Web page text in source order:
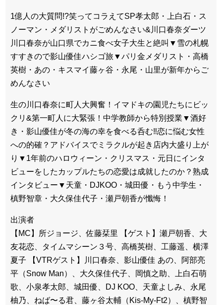
1億人の大質問!?笑ってコラえてSP孝太郎・上白石・ス
ノーマン・メダリストがごめんなさい&川口春奈ダーツ
川口春奈が山口県でカニ食べ女子大生と絶叫▼雪の札幌
すすきので影山優佳ハシゴ旅▼パリ金メダリスト・高橋
英樹・あの・キスマイ藤ヶ谷・永尾・山里が新年からご
めんなさい
生の川口春奈に町人大興奮！イマドキの園児たちにビッ
クリ&第一町人に大緊張！中学教師から特別授業▼酒好
き・影山優佳が冬の海の幸を食べる呑む‼恋に悩む女性
への的確？アドバイスでミラクルが起き店内大盛り上が
り▼1年前のハロウィーン・クリスマス・元日にインタ
ビューをしたカップルたちの恋愛は成就したのか？熟成
インタビュー▼天童・DJKOO・城田優・もう中学生・
槙野智章・大久保佳代子・瀬戸朝香が懺悔！
出演者
【MC】所ジョージ、佐藤栞里 【ゲスト】瀬戸朝香、大
友花恋、タイムマシーン３号、高橋英樹、工藤遥、横澤
夏子 【VTRゲスト】川口春奈、影山優佳 あの、阿部亮
平（Snow Man）、大久保佳代子、岡慎之助、上白石萌
歌、小泉孝太郎、城田優、DJ KOO、天童よしみ、永尾
柚乃、ねば〜る君、藤ヶ谷太輔（Kis-My-Ft2）、槙野智